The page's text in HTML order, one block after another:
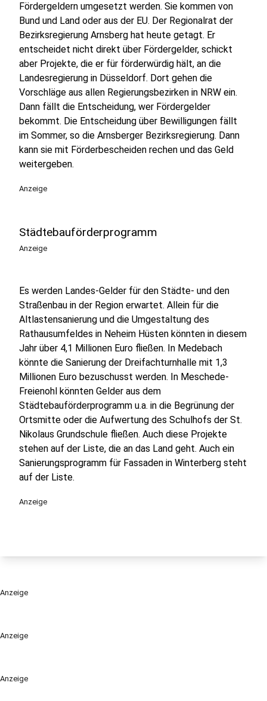
Anzeige
Anzeige
Fördergeldern umgesetzt werden. Sie kommen von
Bund und Land oder aus der EU. Der Regionalrat der
Bezirksregierung Arnsberg hat heute getagt. Er
entscheidet nicht direkt über Fördergelder, schickt
aber Projekte, die er für förderwürdig hält, an die
Landesregierung in Düsseldorf. Dort gehen die
Vorschläge aus allen Regierungsbezirken in NRW ein.
Dann fällt die Entscheidung, wer Fördergelder
bekommt. Die Entscheidung über Bewilligungen fällt
im Sommer, so die Arnsberger Bezirksregierung. Dann
kann sie mit Förderbescheiden rechen und das Geld
weitergeben.
Anzeige
Städtebauförderprogramm
Anzeige
Es werden Landes-Gelder für den Städte- und den
Straßenbau in der Region erwartet. Allein für die
Altlastensanierung und die Umgestaltung des
Rathausumfeldes in Neheim Hüsten könnten in diesem
Jahr über 4,1 Millionen Euro fließen. In Medebach
könnte die Sanierung der Dreifachturnhalle mit 1,3
Millionen Euro bezuschusst werden. In Meschede-
Freienohl könnten Gelder aus dem
Städtebauförderprogramm u.a. in die Begrünung der
Ortsmitte oder die Aufwertung des Schulhofs der St.
Nikolaus Grundschule fließen. Auch diese Projekte
stehen auf der Liste, die an das Land geht. Auch ein
Sanierungsprogramm für Fassaden in Winterberg steht
auf der Liste.
Anzeige
Anzeige